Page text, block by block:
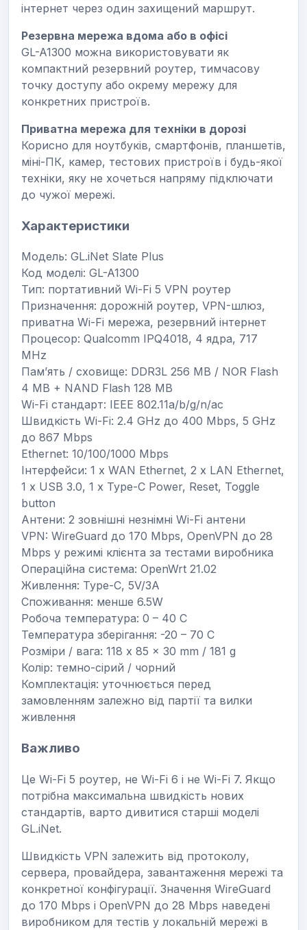
інтернет через один захищений маршрут.
Резервна мережа вдома або в офісі
GL-A1300 можна використовувати як
компактний резервний роутер, тимчасову
точку доступу або окрему мережу для
конкретних пристроїв.
Приватна мережа для техніки в дорозі
Корисно для ноутбуків, смартфонів, планшетів,
міні-ПК, камер, тестових пристроїв і будь-якої
техніки, яку не хочеться напряму підключати
до чужої мережі.
Характеристики
Модель: GL.iNet Slate Plus
Код моделі: GL-A1300
Тип: портативний Wi-Fi 5 VPN роутер
Призначення: дорожній роутер, VPN-шлюз,
приватна Wi-Fi мережа, резервний інтернет
Процесор: Qualcomm IPQ4018, 4 ядра, 717
MHz
Пам’ять / сховище: DDR3L 256 MB / NOR Flash
4 MB + NAND Flash 128 MB
Wi-Fi стандарт: IEEE 802.11a/b/g/n/ac
Швидкість Wi-Fi: 2.4 GHz до 400 Mbps, 5 GHz
до 867 Mbps
Ethernet: 10/100/1000 Mbps
Інтерфейси: 1 x WAN Ethernet, 2 x LAN Ethernet,
1 x USB 3.0, 1 x Type-C Power, Reset, Toggle
button
Антени: 2 зовнішні незнімні Wi-Fi антени
VPN: WireGuard до 170 Mbps, OpenVPN до 28
Mbps у режимі клієнта за тестами виробника
Операційна система: OpenWrt 21.02
Живлення: Type-C, 5V/3A
Споживання: менше 6.5W
Робоча температура: 0 – 40 C
Температура зберігання: -20 – 70 C
Розміри / вага: 118 x 85 x 30 mm / 181 g
Колір: темно-сірий / чорний
Комплектація: уточнюється перед
замовленням залежно від партії та вилки
живлення
Важливо
Це Wi-Fi 5 роутер, не Wi-Fi 6 і не Wi-Fi 7. Якщо
потрібна максимальна швидкість нових
стандартів, варто дивитися старші моделі
GL.iNet.
Швидкість VPN залежить від протоколу,
сервера, провайдера, завантаження мережі та
конкретної конфігурації. Значення WireGuard
до 170 Mbps і OpenVPN до 28 Mbps наведені
виробником для тестів у локальній мережі в